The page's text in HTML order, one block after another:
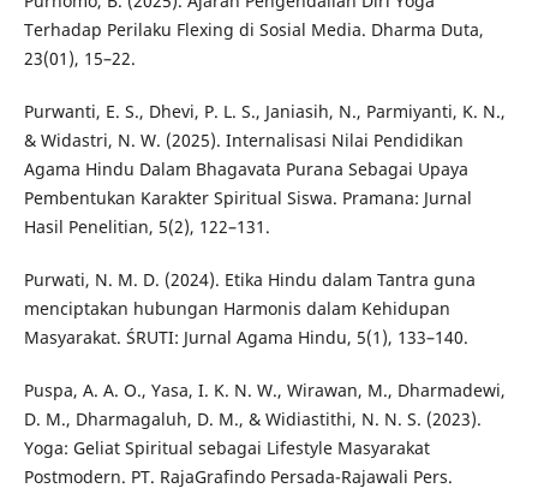
Terhadap Perilaku Flexing di Sosial Media. Dharma Duta,
23(01), 15–22.
Purwanti, E. S., Dhevi, P. L. S., Janiasih, N., Parmiyanti, K. N.,
& Widastri, N. W. (2025). Internalisasi Nilai Pendidikan
Agama Hindu Dalam Bhagavata Purana Sebagai Upaya
Pembentukan Karakter Spiritual Siswa. Pramana: Jurnal
Hasil Penelitian, 5(2), 122–131.
Purwati, N. M. D. (2024). Etika Hindu dalam Tantra guna
menciptakan hubungan Harmonis dalam Kehidupan
Masyarakat. ŚRUTI: Jurnal Agama Hindu, 5(1), 133–140.
Puspa, A. A. O., Yasa, I. K. N. W., Wirawan, M., Dharmadewi,
D. M., Dharmagaluh, D. M., & Widiastithi, N. N. S. (2023).
Yoga: Geliat Spiritual sebagai Lifestyle Masyarakat
Postmodern. PT. RajaGrafindo Persada-Rajawali Pers.